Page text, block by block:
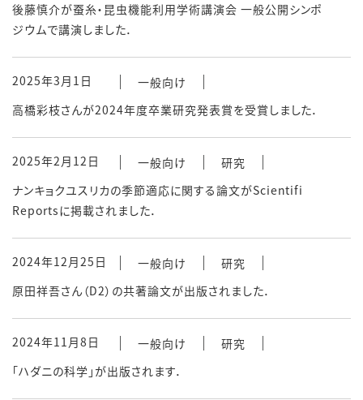
後藤慎介が蚕糸・昆虫機能利用学術講演会 一般公開シンポ
ジウムで講演しました．
2025年3月1日
一般向け
高橋彩枝さんが2024年度卒業研究発表賞を受賞しました．
2025年2月12日 一般向け
研究
ナンキョクユスリカの季節適応に関する論文がScientifi
Reportsに掲載されました．
2024年12月25日 一般向け
研究
原田祥吾さん（D2）の共著論文が出版されました．
2024年11月8日 一般向け
研究
「ハダニの科学」が出版されます．